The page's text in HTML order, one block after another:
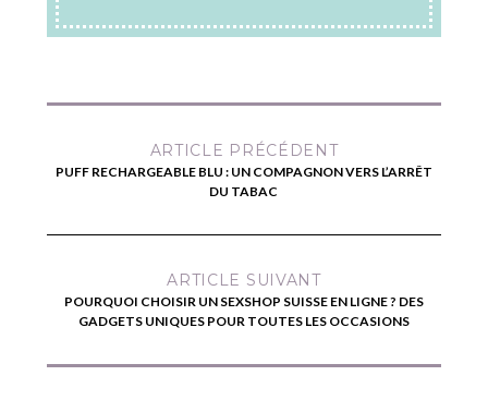
ARTICLE PRÉCÉDENT
PUFF RECHARGEABLE BLU : UN COMPAGNON VERS L’ARRÊT
DU TABAC
ARTICLE SUIVANT
POURQUOI CHOISIR UN SEXSHOP SUISSE EN LIGNE ? DES
GADGETS UNIQUES POUR TOUTES LES OCCASIONS